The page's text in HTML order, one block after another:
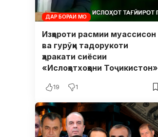
ДАР БОРАИ МО
Изҳороти расмии муассисон
ва гурӯҳи тадорукоти
ҳаракати сиёсии
«Ислоҳотхоҳони Тоҷикистон»
19 1